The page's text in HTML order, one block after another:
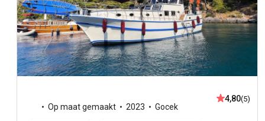
Op maat gemaakt 2023 Gocek
4,80(5)